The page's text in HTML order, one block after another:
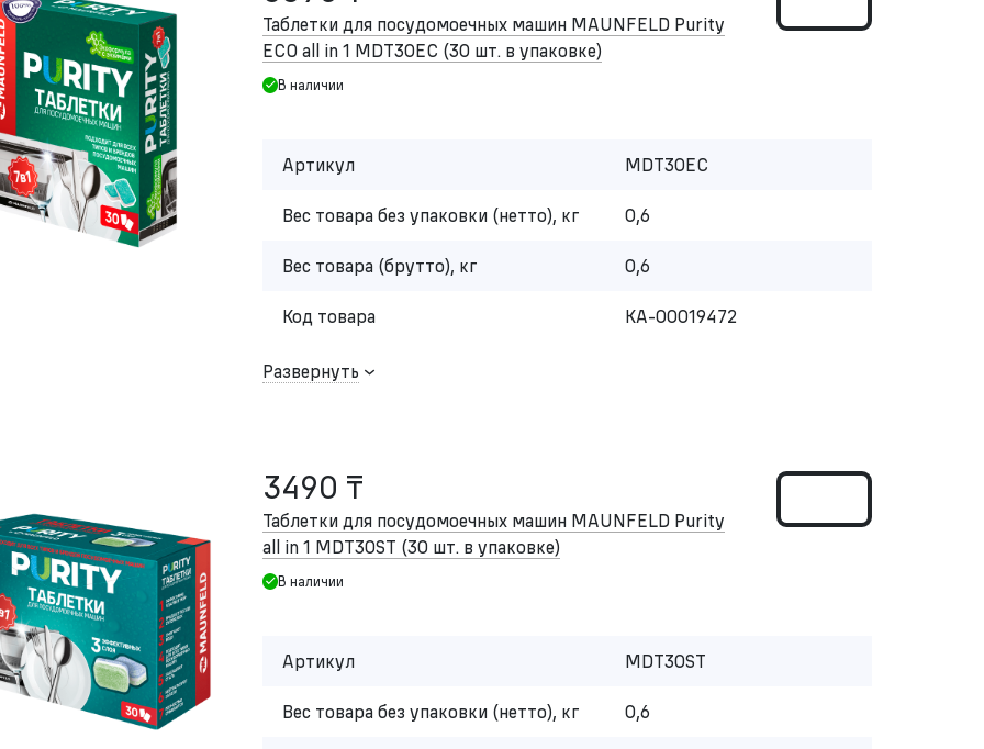
Таблетки для посудомоечных машин MAUNFELD Purity
ECO all in 1 MDT30EC (30 шт. в упаковке)
В наличии
Артикул MDT30EC
Вес товара без упаковки (нетто), кг 0,6
Вес товара (брутто), кг 0,6
Код товара КА-00019472
Развернуть
3490 ₸
Таблетки для посудомоечных машин MAUNFELD Purity
all in 1 MDT30ST (30 шт. в упаковке)
В наличии
Артикул MDT30ST
Вес товара без упаковки (нетто), кг 0,6